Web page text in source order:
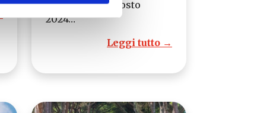
scena il 2 e 3 agosto
2024…
Leggi tutto →